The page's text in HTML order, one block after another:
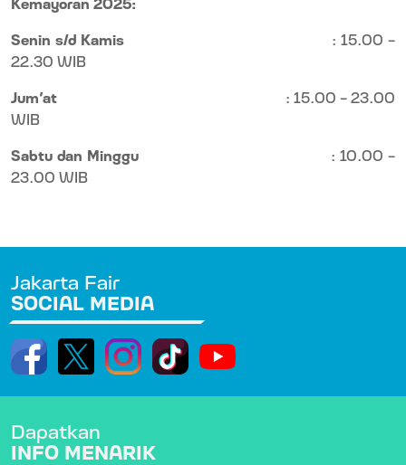
Senin s/d Kamis
: 15.00 -
22.30 WIB
Jum’at
: 15.00 - 23.00
WIB
Sabtu dan Minggu
: 10.00 -
23.00 WIB
Jakarta Fair
SOCIAL MEDIA
Dapatkan
INFO MENARIK